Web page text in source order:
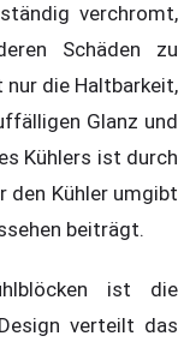
verchromt,
Schäden zu
die Haltbarkeit,
Glanz und
Kühlers ist durch
den Kühler umgibt
beiträgt.
ist die
verteilt das